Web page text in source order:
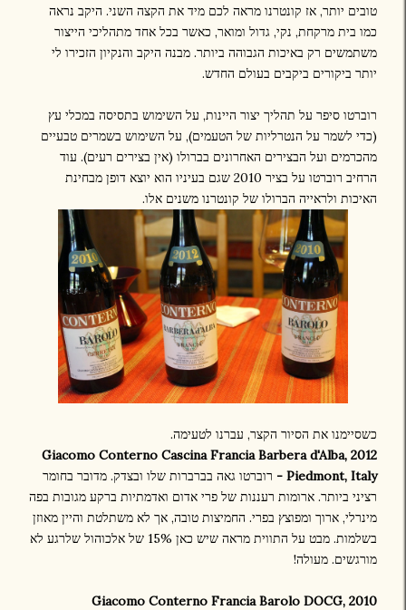
טובים יותר, אז קונטרנו מראה לכם מיד את הקצה השני. היקב נראה
כמו בית מרקחת, נקי, גדול ומואר, כאשר בכל אחד מתהליכי הייצור
משתמשים רק באיכות הגבוהה ביותר. מבנה היקב והנקיון הזכירו לי
יותר ביקורים ביקבים בעולם החדש.
רוברטו סיפר על תהליך יצור היינות, על השימוש בתסיסה במכלי עץ
(כדי לשמר על הנטרליות של הטעמים), על השימוש בשמרים טבעיים
מהכרמים ועל הבצירים האחרונים בברולו (אין בצירים רעים). עוד
הרחיב רוברטו על בציר 2010 שגם בעיניו הוא יוצא דופן מבחינת
האיכות ולראייה הברולו של קונטרנו משנים אלו.
כשסיימנו את הסיור הקצר, עברנו לטעימה.
2012 Giacomo Conterno Cascina Francia Barbera d'Alba,
Piedmont, Italy -
רוברטו גאה בברברות שלו ובצדק. מדובר בחומר
רציני ביותר. ארומות רעננות של פרי אדום ואדמתיות ברקע מגובות בפה
מינרלי, ארוך ומפוצץ בפרי. החמיצות טובה, אך לא משתלטת והיין מאוזן
בשלמות. מבט על התווית מראה שיש כאן 15% של אלכוהול שלרגע לא
מורגשים. מעולה!
2010 Giacomo Conterno Francia Barolo DOCG,